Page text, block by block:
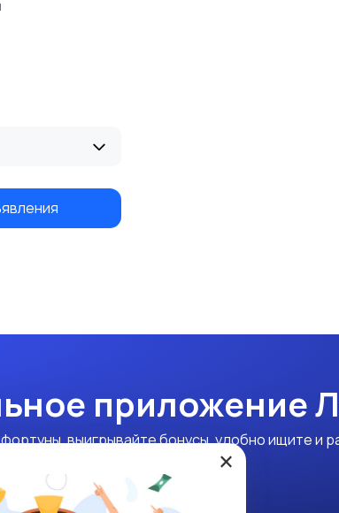
приложение
выигрывайте бонусы, удобно ищите и
×